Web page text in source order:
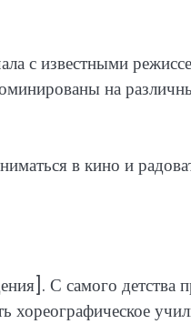
с известными
на
в кино и
С самого детства
хореографическое